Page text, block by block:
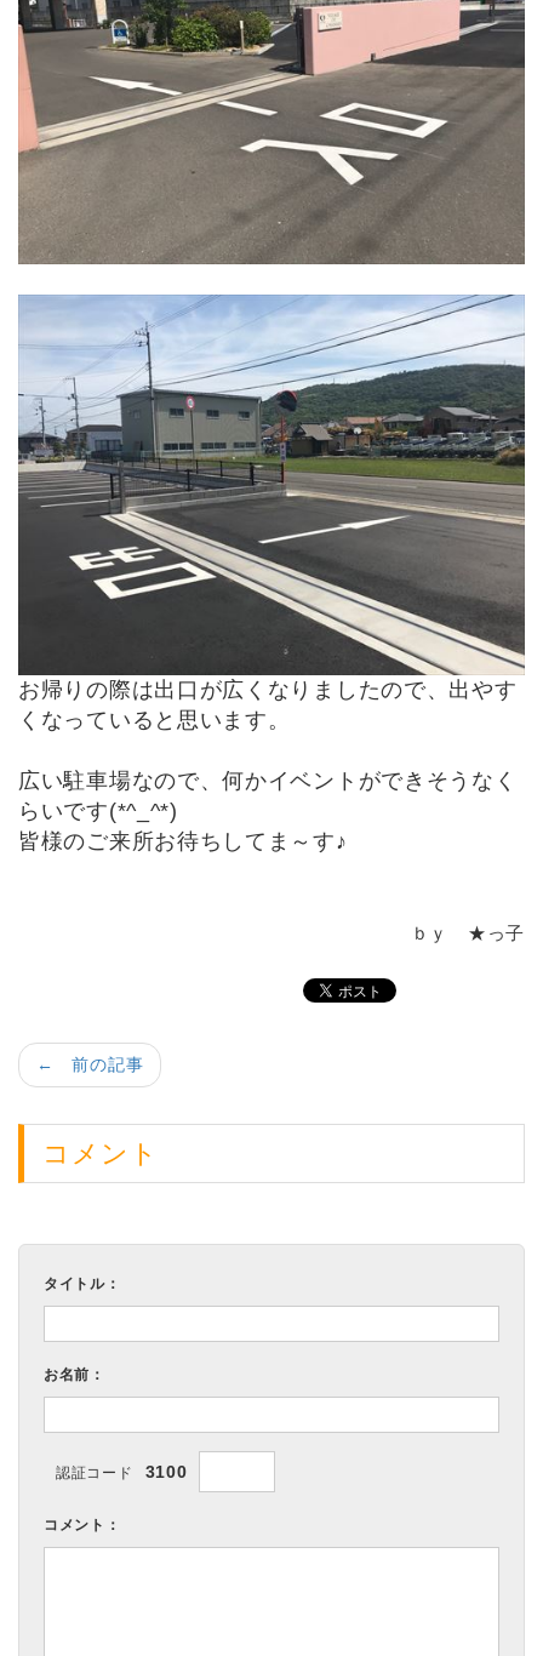
お帰りの際は出口が広くなりましたので、出やす
くなっていると思います。
広い駐車場なので、何かイベントができそうなく
らいです(*^_^*)
皆様のご来所お待ちしてま～す♪
ｂｙ ★っ子
← 前の記事
コメント
タイトル：
お名前：
認証コード 3100
コメント：